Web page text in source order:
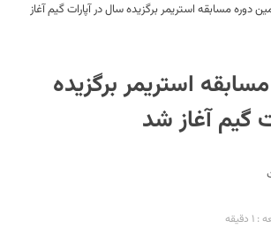
دوره مسابقه استریمر برگزیده سال در آپارات گیم آغاز
استریمر برگزیده
گیم آغاز شد